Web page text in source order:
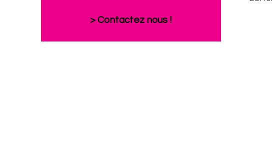
> Contactez nous !